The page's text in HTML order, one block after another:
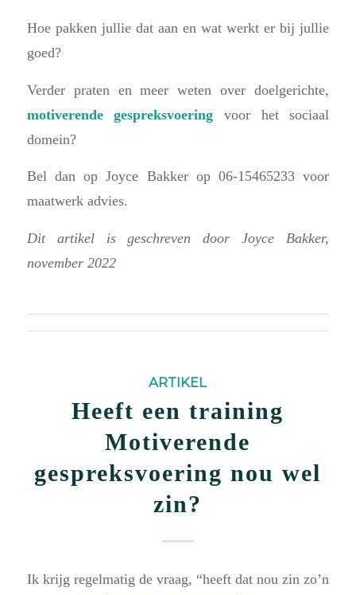
Hoe pakken jullie dat aan en wat werkt er bij jullie
goed?
Verder praten en meer weten over doelgerichte,
motiverende gespreksvoering voor het sociaal
domein?
Bel dan op Joyce Bakker op 06-15465233 voor
maatwerk advies.
Dit artikel is geschreven door Joyce Bakker,
november 2022
ARTIKEL
Heeft een training
Motiverende
gespreksvoering nou wel
zin?
Ik krijg regelmatig de vraag, “heeft dat nou zin zo’n